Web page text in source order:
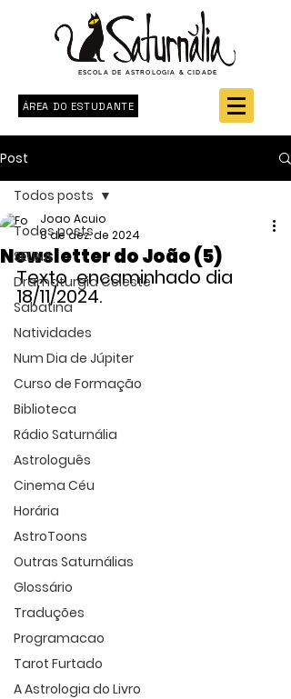
ESCOLA DE ASTROLOGIA & CIDADE
ÁREA DO ESTUDANTE
Post
Todos posts
SELINA
Dramaturgia Celeste
Sabatina
Natividades
Num Dia de Júpiter
Curso de Formação
Biblioteca
Rádio Saturnália
Astrologuês
Cinema Céu
Horária
AstroToons
Outras Saturnálias
Glossário
Traduções
Programacao
Tarot Furtado
A Astrologia do Livro
Todos posts
Newsletter do João (5)
Joao Acuio
8 de dez. de 2024
Texto  encaminhado dia
18/11/2024.